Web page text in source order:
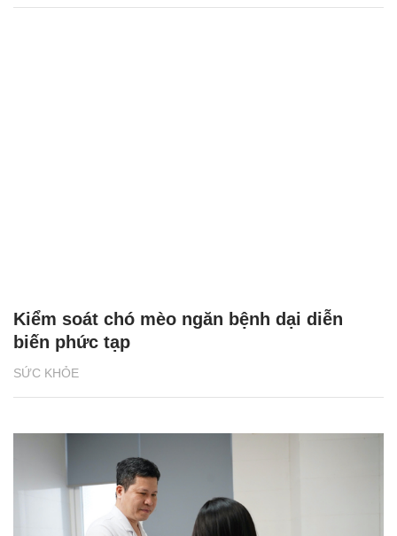
SỨC KHỎE
Kiểm soát chó mèo ngăn bệnh dại diễn
biến phức tạp